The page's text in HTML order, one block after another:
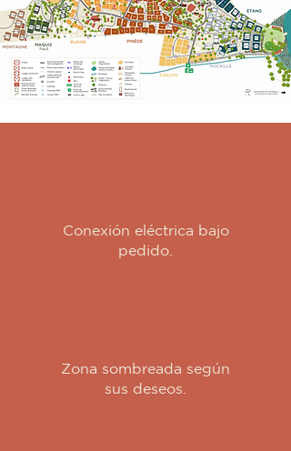
Conexión eléctrica bajo
pedido.
Zona sombreada según
sus deseos.